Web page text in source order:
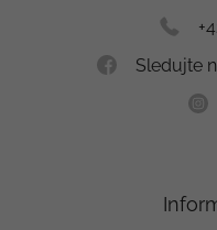
Sledujte